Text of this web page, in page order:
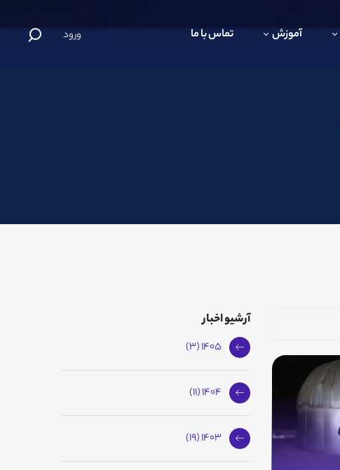
آموزش تماس با ما ورود
آرشیو اخبار
1405 (3)
1404 (11)
1403 (19)